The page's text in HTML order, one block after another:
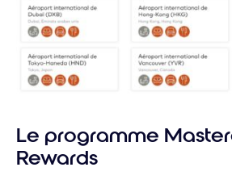
Le programme
Rewards